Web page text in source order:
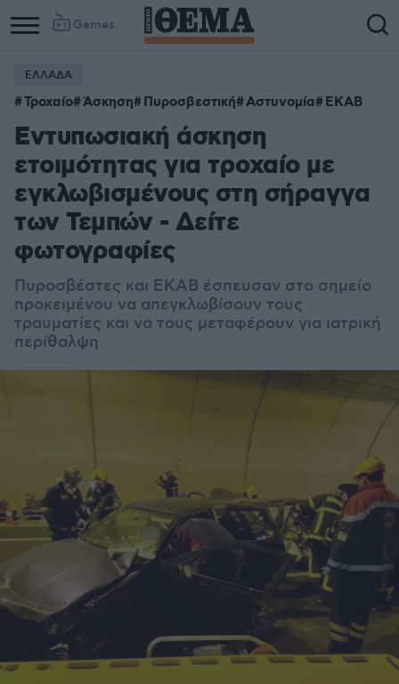
Games
ΕΛΛΑΔΑ
Τροχαίο Άσκηση Πυροσβεστική Αστυνομία ΕΚΑΒ
Εντυπωσιακή άσκηση
ετοιμότητας για τροχαίο με
εγκλωβισμένους στη σήραγγα
των Τεμπών - Δείτε
φωτογραφίες
Πυροσβέστες και ΕΚΑΒ έσπευσαν στο σημείο
προκειμένου να απεγκλωβίσουν τους
τραυματίες και να τους μεταφέρουν για ιατρική
περίθαλψη